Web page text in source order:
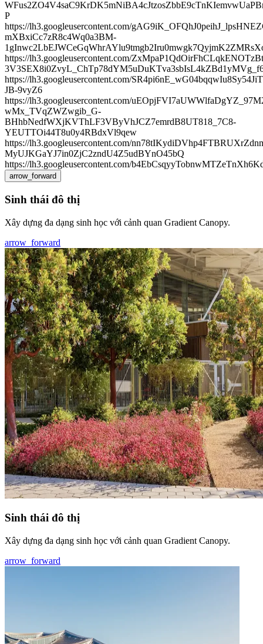
P
https://lh3.googleusercontent.com/
mXBxiCc7zR8c4Wq0a3BM-
https://lh3.googleusercontent.com/
https://lh3.googleusercontent.com/
JB-9vyZ6
https://lh3.googleusercontent.com/
wMx_TVqZWZwgib_G-
BHhbNedfWXjKVThLF3VByVhJCZ7emrdB8UT818_7C8-
YEUTTOi44T8u0y4RBdxVl9qew
https://lh3.googleusercontent.com/
MyUJKGaYJ7in0ZjC2zndU4Z5udBYnO45bQ
https://lh3.googleusercontent.com/
arrow_forward
Sinh thái đô thị
Xây dựng đa dạng sinh học với cảnh quan Gradient Canopy.
arrow_forward
Sinh thái đô thị
Xây dựng đa dạng sinh học với cảnh quan Gradient Canopy.
arrow_forward